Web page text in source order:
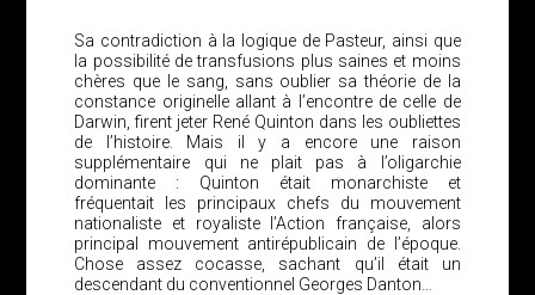
Sa contradiction à la logique de Pasteur, ainsi que
la possibilité de transfusions plus saines et moins
chères que le sang, sans oublier sa théorie de la
constance originelle allant à l’encontre de celle de
Darwin, firent jeter René Quinton dans les oubliettes
de l’histoire. Mais il y a encore une raison
supplémentaire qui ne plait pas à l’oligarchie
dominante : Quinton était monarchiste et
fréquentait les principaux chefs du mouvement
nationaliste et royaliste l’Action française, alors
principal mouvement antirépublicain de l’époque.
Chose assez cocasse, sachant qu’il était un
descendant du conventionnel Georges Danton…